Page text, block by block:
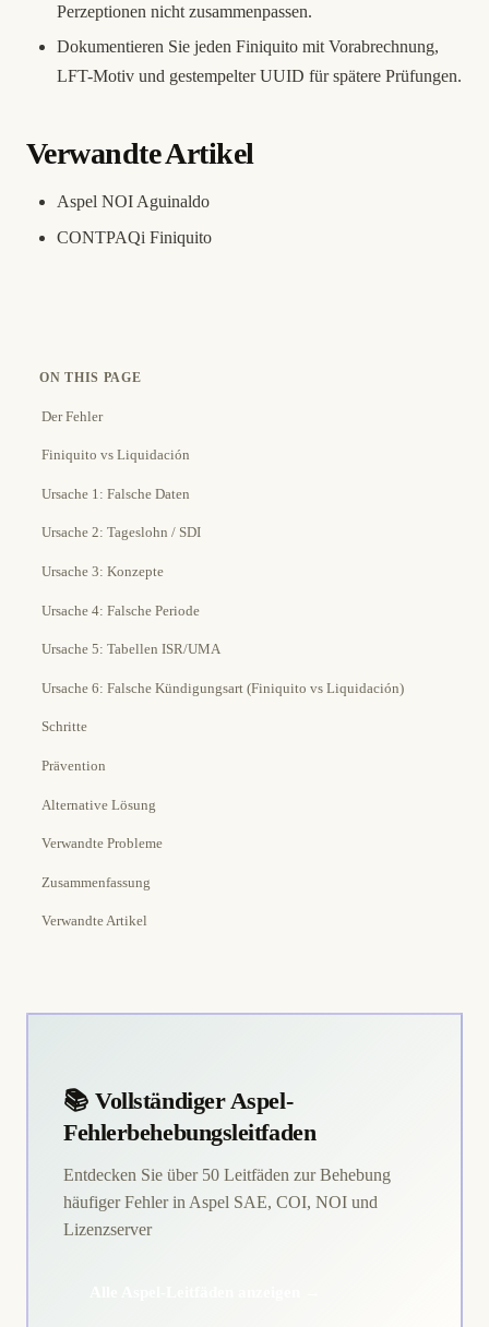
Perzeptionen nicht zusammenpassen.
Dokumentieren Sie jeden Finiquito mit Vorabrechnung,
LFT-Motiv und gestempelter UUID für spätere Prüfungen.
Verwandte Artikel
Aspel NOI Aguinaldo
CONTPAQi Finiquito
ON THIS PAGE
Der Fehler
Finiquito vs Liquidación
Ursache 1: Falsche Daten
Ursache 2: Tageslohn / SDI
Ursache 3: Konzepte
Ursache 4: Falsche Periode
Ursache 5: Tabellen ISR/UMA
Ursache 6: Falsche Kündigungsart (Finiquito vs Liquidación)
Schritte
Prävention
Alternative Lösung
Verwandte Probleme
Zusammenfassung
Verwandte Artikel
📚 Vollständiger Aspel-
Fehlerbehebungsleitfaden
Entdecken Sie über 50 Leitfäden zur Behebung
häufiger Fehler in Aspel SAE, COI, NOI und
Lizenzserver